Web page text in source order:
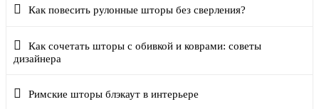
Как повесить рулонные шторы без сверления?
Как сочетать шторы с обивкой и коврами: советы
дизайнера
Римские шторы блэкаут в интерьере